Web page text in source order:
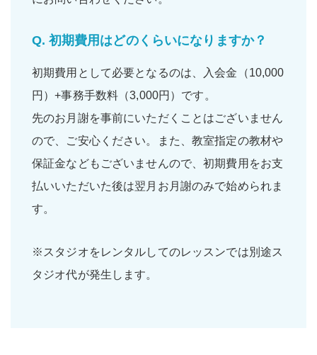
Q. 初期費用はどのくらいになりますか？
初期費用として必要となるのは、入会金（10,000
円）+事務手数料（3,000円）です。
先のお月謝を事前にいただくことはございません
ので、ご安心ください。また、教室指定の教材や
保証金などもございませんので、初期費用をお支
払いいただいた後は翌月お月謝のみで始められま
す。
※スタジオをレンタルしてのレッスンでは別途ス
タジオ代が発生します。